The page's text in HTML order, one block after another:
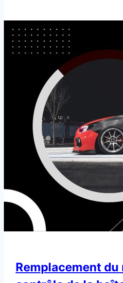
Remplacement du